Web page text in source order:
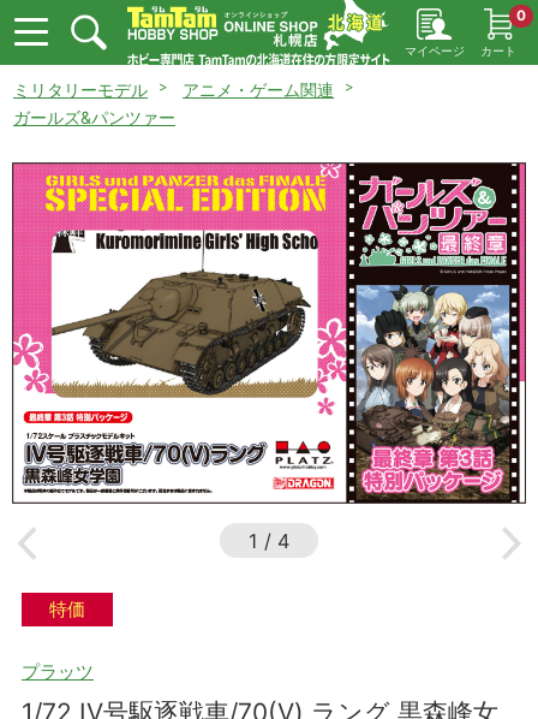
マイページ カート
0
ミリタリーモデル
アニメ・ゲーム関連
ガールズ&パンツァー
1 / 4
特価
プラッツ
1/72 IV号駆逐戦車/70(V) ラング 黒森峰女